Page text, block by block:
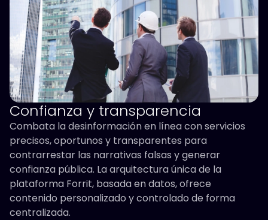
Confianza y transparencia
Combata la desinformación en línea con servicios
precisos, oportunos y transparentes para
contrarrestar las narrativas falsas y generar
confianza pública. La arquitectura única de la
plataforma Forrit, basada en datos, ofrece
contenido personalizado y controlado de forma
centralizada.